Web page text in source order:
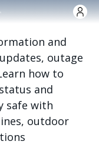
and
outage
how to
and
safe with
outdoor